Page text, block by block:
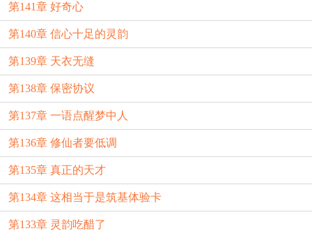
第141章 好奇心
第140章 信心十足的灵韵
第139章 天衣无缝
第138章 保密协议
第137章 一语点醒梦中人
第136章 修仙者要低调
第135章 真正的天才
第134章 这相当于是筑基体验卡
第133章 灵韵吃醋了